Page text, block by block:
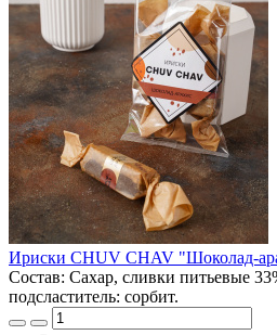
Ириски CHUV CHAV "Шоколад-
Состав: Сахар, сливки питьевые
подсластитель: сорбит.